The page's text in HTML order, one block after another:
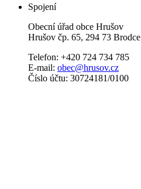
Spojení
Obecní úřad obce Hrušov
Hrušov čp. 65, 294 73 Brodce
Telefon: +420 724 734 785
E-mail: obec@hrusov.cz
Číslo účtu: 30724181/0100